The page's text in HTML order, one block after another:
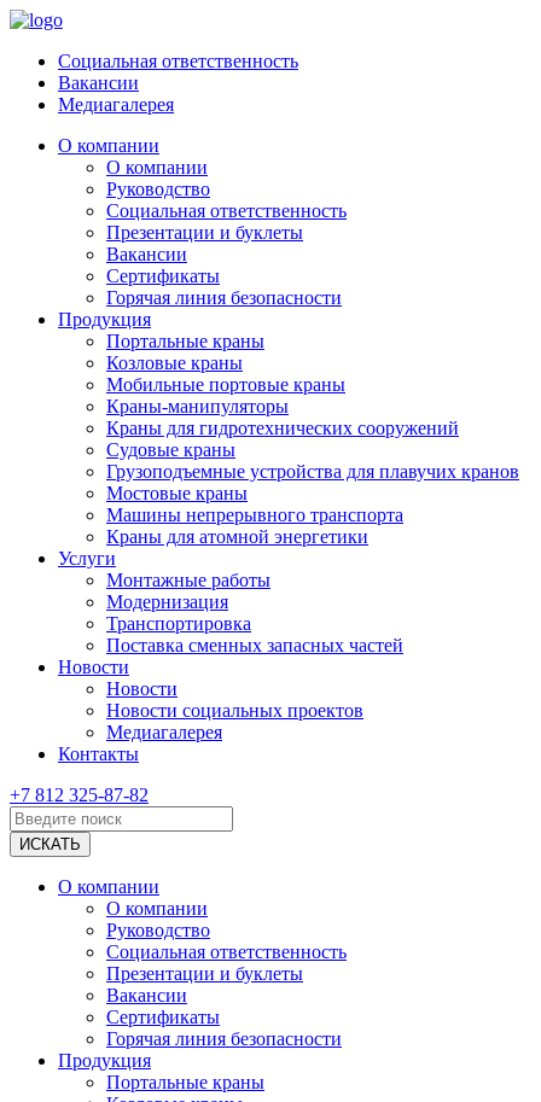
Социальная ответственность
Вакансии
Медиагалерея
О компании
О компании
Руководство
Социальная ответственность
Презентации и буклеты
Вакансии
Сертификаты
Горячая линия безопасности
Продукция
Портальные краны
Козловые краны
Мобильные портовые краны
Краны-манипуляторы
Краны для гидротехнических сооружений
Судовые краны
Грузоподъемные устройства для плавучих кранов
Мостовые краны
Машины непрерывного транспорта
Краны для атомной энергетики
Услуги
Монтажные работы
Модернизация
Транспортировка
Поставка сменных запасных частей
Новости
Новости
Новости социальных проектов
Медиагалерея
Контакты
+7 812 325-87-82
О компании
О компании
Руководство
Социальная ответственность
Презентации и буклеты
Вакансии
Сертификаты
Горячая линия безопасности
Продукция
Портальные краны